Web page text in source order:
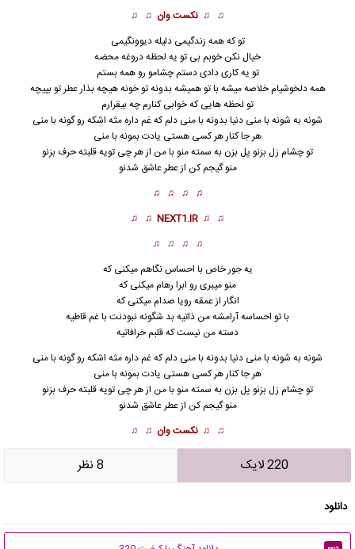
♫ ♫ نکست وان ♫ ♫
تو که همه زندگیمی دلیله دیوونگیمی
خیال نکن خوبم بی تو یه لحظه دروغه محضه
تو یه کاری دادی دستم چشامو رو همه بستم
همه دلخوشیام خلاصه میشه با تو همیشه بدونه تو خونه هیچه بذار عطر تو بپیچه
تو لحظه هایی که خوابی کنارم چه بیقرارم
شونه به شونه با منی دنیا بدونه با منی دلم که غم داره مثه اشکه رو گونه با منی
هر جا کنار هر کسی هستی یادت بمونه با منی
تو چشام زل بزنو پل بزن به سمته منو با من از هر چی تویه قلبته حرف بزنو
منو گیجم کن از عطر عاشق شدنو
♫ ♫ ♫ ♫
♫ ♫
NEXT1.IR
♫ ♫
♫ ♫ ♫ ♫
یه جور خاص با احساس نگاهم میکنی که
منو میبری رو ابرا رهام میکنی که
انگار از عمقه رویا صدام میکنی که
با تو احساسه آرامشه من ذاتیه بد شگونه نبودنت با غم قاطیه
دسته من نیست که قلبم خرافاتیه
شونه به شونه با منی دنیا بدونه با منی دلم که غم داره مثه اشکه رو گونه با منی
هر جا کنار هر کسی هستی یادت بمونه با منی
تو چشام زل بزنو پل بزن به سمته منو با من از هر چی تویه قلبته حرف بزنو
منو گیجم کن از عطر عاشق شدنو
♫ ♫ نکست وان ♫ ♫
220 لایک 8 نظر
دانلود